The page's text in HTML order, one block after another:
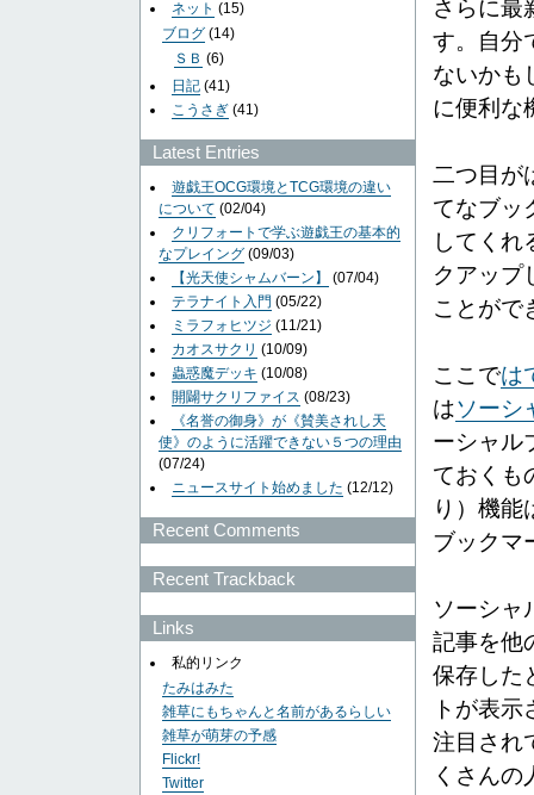
さらに最
す。自分
ないかも
に便利な
二つ目が
てなブッ
してくれ
クアップ
ことがで
ここでは
はソーシ
ーシャル
ておくも
り）機能
ブックマ
ソーシャ
記事を他
保存した
トが表
注目され
くさん
ネット (15)
ブログ (14)
ＳＢ (6)
日記(41)
こうさぎ(41)
Latest Entries
遊戯王OCG環境とTCG環境の違い
について (02/04)
クリフォートで学ぶ遊戯王の基本的
なプレイング(09/03)
【光天使シャムバーン】
(07/04)
テラナイト入門 (05/22)
ミラフォヒツジ (11/21)
カオスサクリ (10/09)
蟲惑魔デッキ (10/08)
開闢サクリファイス (08/23)
《名誉の御身》が《賛美されし天
使》のように活躍できない５つの理由
(07/24)
ニュースサイト始めました (12/12)
Recent Comments
Recent Trackback
Links
私的リンク
たみはみた
雑草にもちゃんと名前があるらしい
雑草が萌芽の予感
Flickr!
Twitter